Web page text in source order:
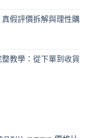
假評價拆解與理性購
教學：從下單到收貨